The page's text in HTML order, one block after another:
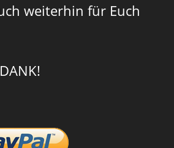
weiterhin für Euch